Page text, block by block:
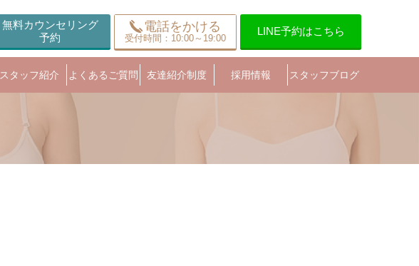
無料カウンセリング
予約
電話をかける
受付時間：10:00～19:00
LINE予約はこちら
スタッフ紹介 よくあるご質問 友達紹介制度 採用情報 スタッフブログ